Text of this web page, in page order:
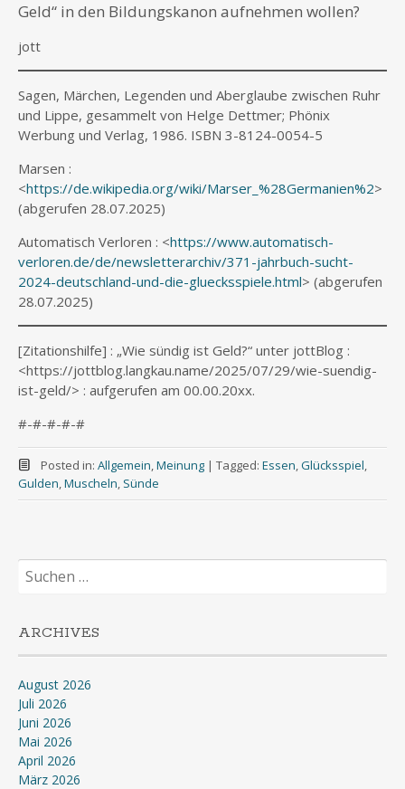
Geld“ in den Bildungskanon aufnehmen wollen?
jott
Sagen, Märchen, Legenden und Aberglaube zwischen Ruhr
und Lippe, gesammelt von Helge Dettmer; Phönix
Werbung und Verlag, 1986. ISBN 3-8124-0054-5
Marsen :
<https://de.wikipedia.org/wiki/Marser_%28Germanien%2>
(abgerufen 28.07.2025)
Automatisch Verloren : <https://www.automatisch-
verloren.de/de/newsletterarchiv/371-jahrbuch-sucht-
2024-deutschland-und-die-gluecksspiele.html> (abgerufen
28.07.2025)
[Zitationshilfe] : „Wie sündig ist Geld?“ unter jottBlog :
<https://jottblog.langkau.name/2025/07/29/wie-suendig-
ist-geld/> : aufgerufen am 00.00.20xx.
#-#-#-#-#
Posted in: Allgemein,Meinung | Tagged: Essen,Glücksspiel,
Gulden,Muscheln, Sünde
Suchen
nach:
ARCHIVES
August 2026
Juli 2026
Juni 2026
Mai 2026
April 2026
März 2026